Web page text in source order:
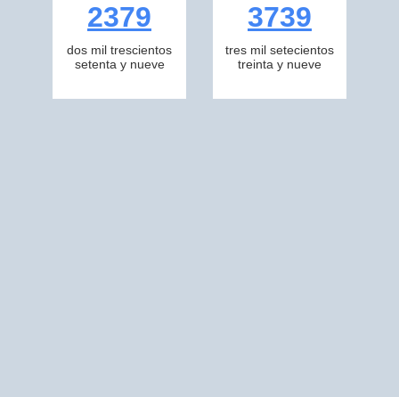
2379
dos mil trescientos
setenta y nueve
3739
tres mil setecientos
treinta y nueve